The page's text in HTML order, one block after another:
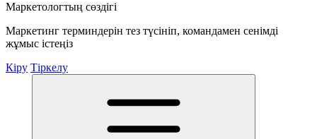
Маркетологтың сөздігі
Маркетинг терминдерін тез түсініп, командамен сенімді
жұмыс істеңіз
Кіру Тіркелу